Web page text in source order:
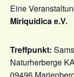
Eine
Miriquidica e.V.
Treffpunkt:
Naturherberge